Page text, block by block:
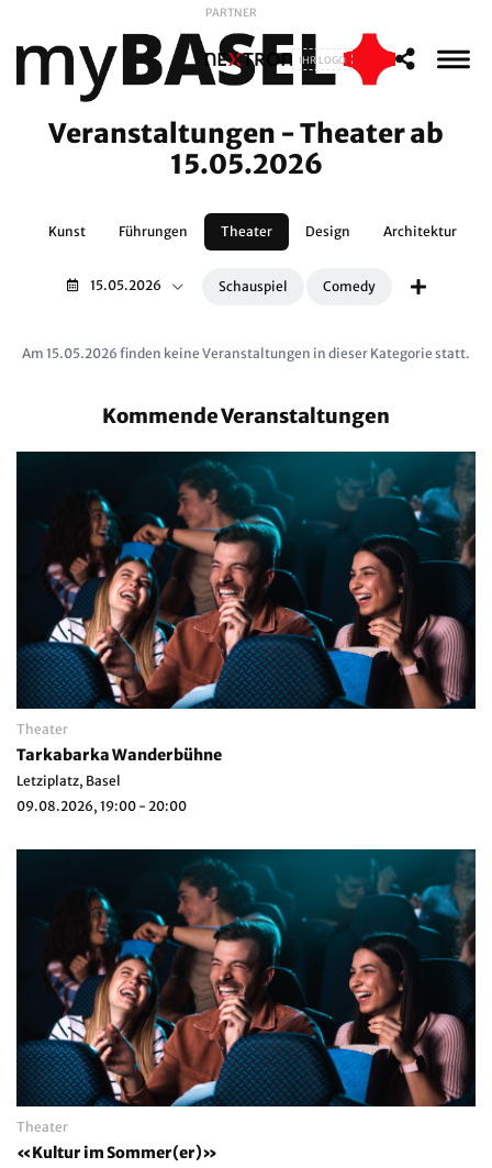
PARTNER
IHR LOGO
Veranstaltungen - Theater ab
15.05.2026
Kunst Führungen Theater Design Architektur
15.05.2026 Schauspiel Comedy
Am 15.05.2026 finden keine Veranstaltungen in dieser Kategorie statt.
Kommende Veranstaltungen
Theater
Tarkabarka Wanderbühne
Letziplatz, Basel
09.08.2026, 19:00 - 20:00
Theater
«Kultur im Sommer(er)»